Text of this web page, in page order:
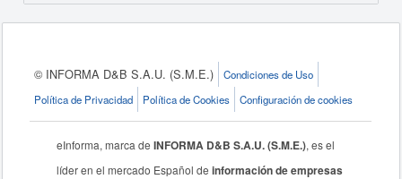
© INFORMA D&B S.A.U. (S.M.E.)
Condiciones de Uso
Política de Privacidad
Política de Cookies Configuración de cookies
eInforma, marca deINFORMA D&B S.A.U. (S.M.E.), es el
líder en el mercado Español deinformación de empresas